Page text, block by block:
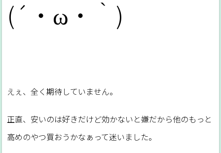
(´・ω・｀)
えぇ、全く期待していません。
正直、安いのは好きだけど効かないと嫌だから他のもっと
高めのやつ買おうかなぁって迷いました。